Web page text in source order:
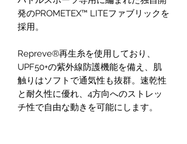
発のPROMETEX™ LITEファブリックを
採用。
Repreve®再生糸を使用しており、
UPF50+の紫外線防護機能を備え、肌
触りはソフトで通気性も抜群。速乾性
と耐久性に優れ、4方向へのストレッ
チ性で自由な動きを可能にします。